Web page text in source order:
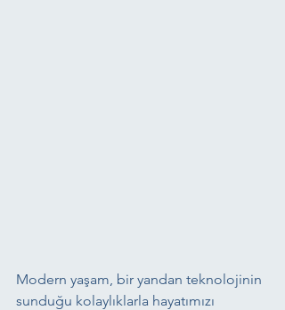
Modern yaşam, bir yandan teknolojinin
sunduğu kolaylıklarla hayatımızı